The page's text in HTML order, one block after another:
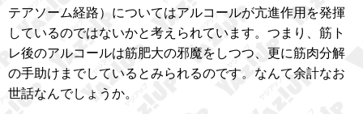
テアソーム経路）についてはアルコールが亢進作用を発揮
しているのではないかと考えられています。つまり、筋ト
レ後のアルコールは筋肥大の邪魔をしつつ、更に筋肉分解
の手助けまでしているとみられるのです。なんて余計なお
世話なんでしょうか。